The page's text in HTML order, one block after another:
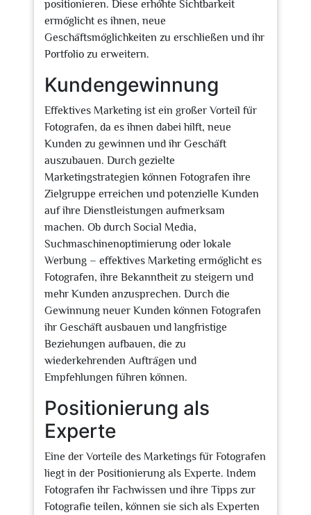
positionieren. Diese erhöhte Sichtbarkeit
ermöglicht es ihnen, neue
Geschäftsmöglichkeiten zu erschließen und ihr
Portfolio zu erweitern.
Kundengewinnung
Effektives Marketing ist ein großer Vorteil für
Fotografen, da es ihnen dabei hilft, neue
Kunden zu gewinnen und ihr Geschäft
auszubauen. Durch gezielte
Marketingstrategien können Fotografen ihre
Zielgruppe erreichen und potenzielle Kunden
auf ihre Dienstleistungen aufmerksam
machen. Ob durch Social Media,
Suchmaschinenoptimierung oder lokale
Werbung – effektives Marketing ermöglicht es
Fotografen, ihre Bekanntheit zu steigern und
mehr Kunden anzusprechen. Durch die
Gewinnung neuer Kunden können Fotografen
ihr Geschäft ausbauen und langfristige
Beziehungen aufbauen, die zu
wiederkehrenden Aufträgen und
Empfehlungen führen können.
Positionierung als
Experte
Eine der Vorteile des Marketings für Fotografen
liegt in der Positionierung als Experte. Indem
Fotografen ihr Fachwissen und ihre Tipps zur
Fotografie teilen, können sie sich als Experten